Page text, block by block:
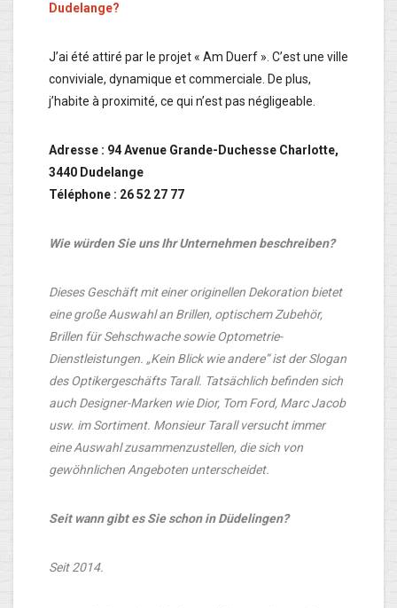
Dudelange?
J’ai été attiré par le projet « Am Duerf ». C’est une ville
conviviale, dynamique et commerciale. De plus,
j’habite à proximité, ce qui n’est pas négligeable.
Adresse : 94 Avenue Grande-Duchesse Charlotte,
3440 Dudelange
Téléphone : 26 52 27 77
Wie würden Sie uns Ihr Unternehmen beschreiben?
Dieses Geschäft mit einer originellen Dekoration bietet
eine große Auswahl an Brillen, optischem Zubehör,
Brillen für Sehschwache sowie Optometrie-
Dienstleistungen. „Kein Blick wie andere” ist der Slogan
des Optikergeschäfts Tarall. Tatsächlich befinden sich
auch Designer-Marken wie Dior, Tom Ford, Marc Jacob
usw. im Sortiment. Monsieur Tarall versucht immer
eine Auswahl zusammenzustellen, die sich von
gewöhnlichen Angeboten unterscheidet.
Seit wann gibt es Sie schon in Düdelingen?
Seit 2014.